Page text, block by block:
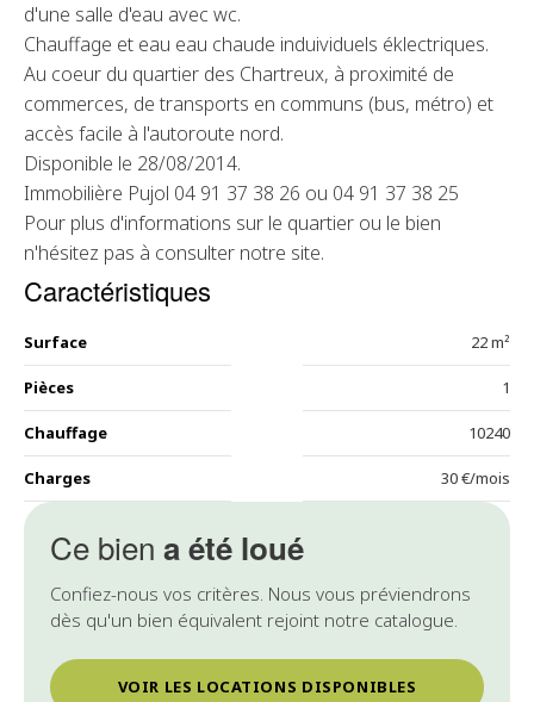
Ce bien a été loué
Confiez-nous vos critères. Nous vous préviendrons
dès qu'un bien équivalent rejoint notre catalogue.
VOIR LES LOCATIONS DISPONIBLES
d'une salle d'eau avec wc.
Chauffage et eau eau chaude induividuels éklectriques.
Au coeur du quartier des Chartreux, à proximité de
commerces, de transports en communs (bus, métro) et
accès facile à l'autoroute nord.
Disponible le 28/08/2014.
Immobilière Pujol 04 91 37 38 26 ou 04 91 37 38 25
Pour plus d'informations sur le quartier ou le bien
n'hésitez pas à consulter notre site.
Caractéristiques
Surface 22 m²
Pièces 1
Chauffage 10240
Charges 30 €/mois